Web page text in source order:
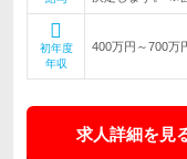
初年度
年収
400万円～700万
求人詳細を見